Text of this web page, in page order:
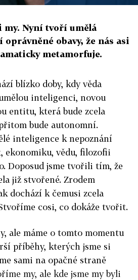
Nyní tvoří umělá
obavy, že nás asi
metamorfuje.
blízko doby, kdy věda
inteligenci, novou
entitu, která bude zcela
bude autonomní.
inteligence k nepoznání
ekonomiku, vědu, filozofii
Doposud jsme tvořili tím, že
již stvořené. Zrodem
dochází k čemusi zcela
cosi, co dokáže tvořit.
ale máme o tomto momentu
příběhy, kterých jsme si
sami na opačné straně
my, ale kde jsme my byli